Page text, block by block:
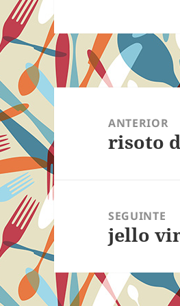
Post
ANTERIOR
Post
risoto
SEGUINTE
Próximo
jello